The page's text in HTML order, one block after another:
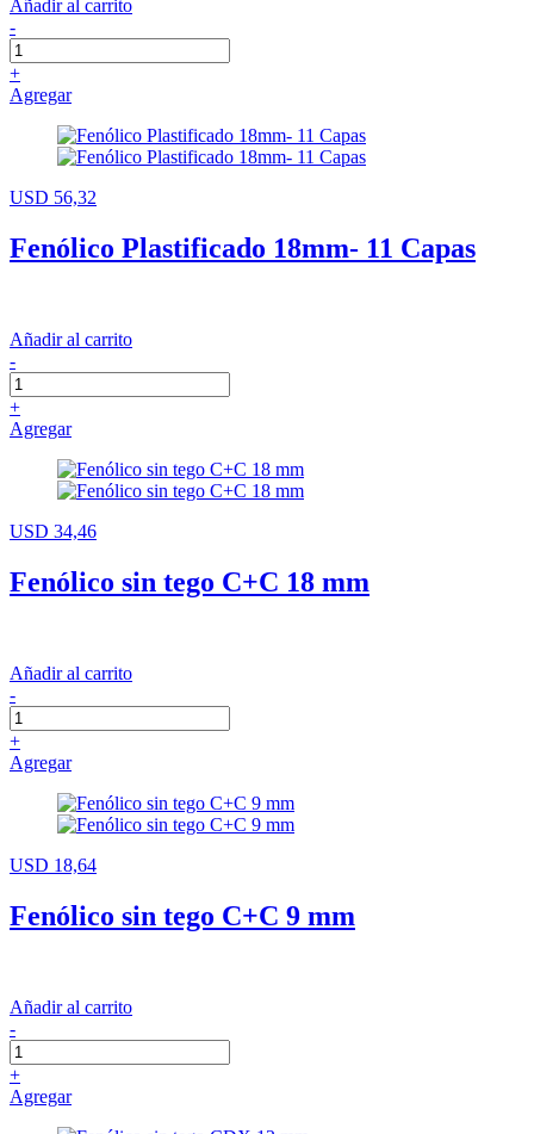
Añadir al carrito
-
+
Agregar
USD 56,32
Fenólico Plastificado 18mm- 11 Capas
Añadir al carrito
-
+
Agregar
USD 34,46
Fenólico sin tego C+C 18 mm
Añadir al carrito
-
+
Agregar
USD 18,64
Fenólico sin tego C+C 9 mm
Añadir al carrito
-
+
Agregar